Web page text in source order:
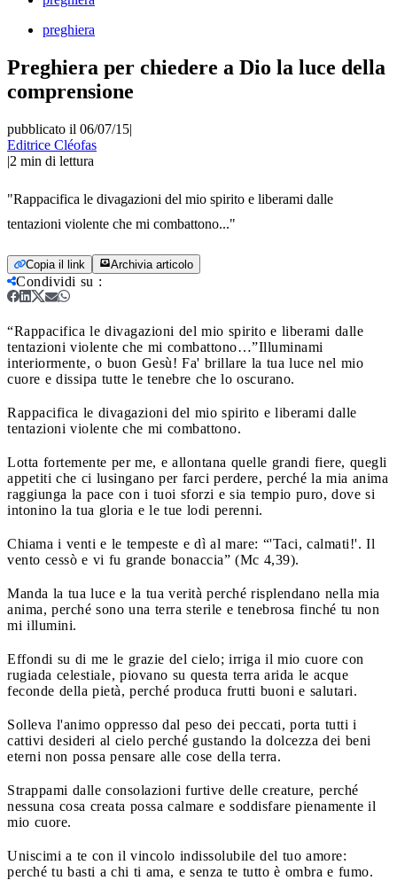
preghiera
Preghiera per chiedere a Dio la luce della
comprensione
pubblicato il 06/07/15|
Editrice Cléofas
|2 min di lettura
"Rappacifica le divagazioni del mio spirito e liberami dalle
tentazioni violente che mi combattono..."
Copia il link Archivia articolo
Condividi su :
“Rappacifica le divagazioni del mio spirito e liberami dalle
tentazioni violente che mi combattono…”Illuminami
interiormente, o buon Gesù! Fa' brillare la tua luce nel mio
cuore e dissipa tutte le tenebre che lo oscurano.
Rappacifica le divagazioni del mio spirito e liberami dalle
tentazioni violente che mi combattono.
Lotta fortemente per me, e allontana quelle grandi fiere, quegli
appetiti che ci lusingano per farci perdere, perché la mia anima
raggiunga la pace con i tuoi sforzi e sia tempio puro, dove si
intonino la tua gloria e le tue lodi perenni.
Chiama i venti e le tempeste e dì al mare: “'Taci, calmati!'. Il
vento cessò e vi fu grande bonaccia” (Mc 4,39).
Manda la tua luce e la tua verità perché risplendano nella mia
anima, perché sono una terra sterile e tenebrosa finché tu non
mi illumini.
Effondi su di me le grazie del cielo; irriga il mio cuore con
rugiada celestiale, piovano su questa terra arida le acque
feconde della pietà, perché produca frutti buoni e salutari.
Solleva l'animo oppresso dal peso dei peccati, porta tutti i
cattivi desideri al cielo perché gustando la dolcezza dei beni
eterni non possa pensare alle cose della terra.
Strappami dalle consolazioni furtive delle creature, perché
nessuna cosa creata possa calmare e soddisfare pienamente il
mio cuore.
Uniscimi a te con il vincolo indissolubile del tuo amore:
perché tu basti a chi ti ama, e senza te tutto è ombra e fumo.